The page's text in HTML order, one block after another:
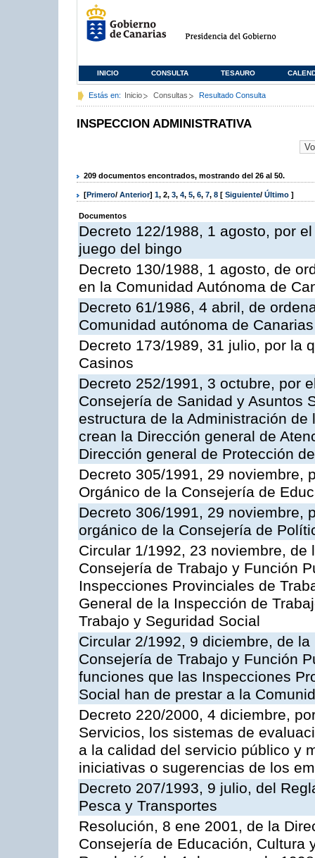
INICIO CONSULTA TESAURO
Estás en: Inicio Consultas Resultado Consulta
INSPECCION ADMINISTRATIVA
209 documentos encontrados, mostrando del 26 al 50.
[Primero/ Anterior] 1, 2, 3, 4, 5, 6, 7, 8 [ Siguiente/ Último ]
Documentos
Decreto 122/1988, 1 agosto, por
juego del bingo
Decreto 130/1988, 1 agosto, de
en la Comunidad Autónoma de
Decreto 61/1986, 4 abril, de
Comunidad autónoma de Canarias
Decreto 173/1989, 31 julio, por la
Casinos
Decreto 252/1991, 3 octubre, por
Consejería de Sanidad y Asuntos
estructura de la Administración
crean la Dirección general de
Dirección general de Protección
Decreto 305/1991, 29 noviembre,
Orgánico de la Consejería de
Decreto 306/1991, 29 noviembre,
orgánico de la Consejería de
Circular 1/1992, 23 noviembre,
Consejería de Trabajo y Función
Inspecciones Provinciales de
General de la Inspección de
Trabajo y Seguridad Social
Circular 2/1992, 9 diciembre, de
Consejería de Trabajo y Función
funciones que las Inspecciones
Social han de prestar a la
Decreto 220/2000, 4 diciembre,
Servicios, los sistemas de
a la calidad del servicio público y
iniciativas o sugerencias de los
Decreto 207/1993, 9 julio, del
Pesca y Transportes
Resolución, 8 ene 2001, de la
Consejería de Educación, Cultura